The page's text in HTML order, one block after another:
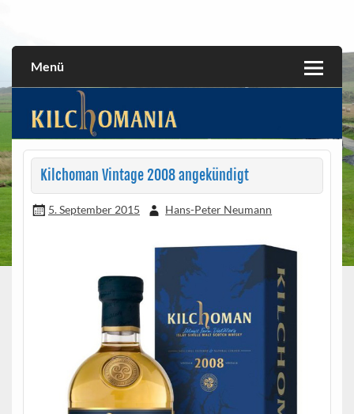
Menü
Kilchoman Vintage 2008 angekündigt
5. September 2015 Hans-Peter Neumann